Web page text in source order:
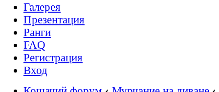
Галерея
Презентация
Ранги
FAQ
Регистрация
Вход